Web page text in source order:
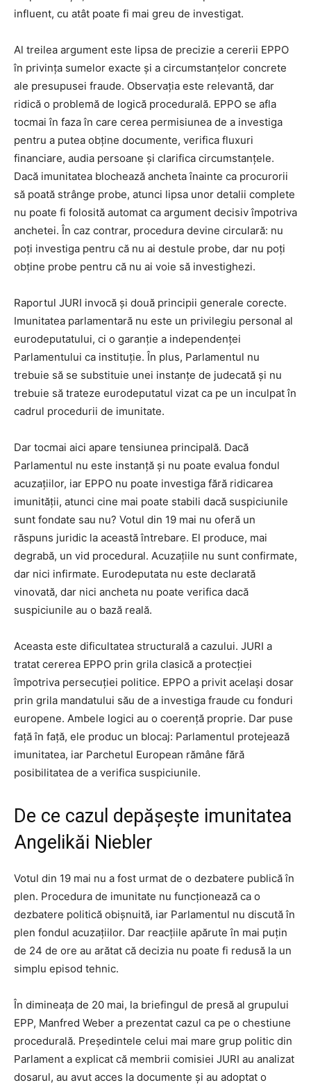
influent, cu atât poate fi mai greu de investigat.
Al treilea argument este lipsa de precizie a cererii EPPO
în privința sumelor exacte și a circumstanțelor concrete
ale presupusei fraude. Observația este relevantă, dar
ridică o problemă de logică procedurală. EPPO se afla
tocmai în faza în care cerea permisiunea de a investiga
pentru a putea obține documente, verifica fluxuri
financiare, audia persoane și clarifica circumstanțele.
Dacă imunitatea blochează ancheta înainte ca procurorii
să poată strânge probe, atunci lipsa unor detalii complete
nu poate fi folosită automat ca argument decisiv împotriva
anchetei. În caz contrar, procedura devine circulară: nu
poți investiga pentru că nu ai destule probe, dar nu poți
obține probe pentru că nu ai voie să investighezi.
Raportul JURI invocă și două principii generale corecte.
Imunitatea parlamentară nu este un privilegiu personal al
eurodeputatului, ci o garanție a independenței
Parlamentului ca instituție. În plus, Parlamentul nu
trebuie să se substituie unei instanțe de judecată și nu
trebuie să trateze eurodeputatul vizat ca pe un inculpat în
cadrul procedurii de imunitate.
Dar tocmai aici apare tensiunea principală. Dacă
Parlamentul nu este instanță și nu poate evalua fondul
acuzațiilor, iar EPPO nu poate investiga fără ridicarea
imunității, atunci cine mai poate stabili dacă suspiciunile
sunt fondate sau nu? Votul din 19 mai nu oferă un
răspuns juridic la această întrebare. El produce, mai
degrabă, un vid procedural. Acuzațiile nu sunt confirmate,
dar nici infirmate. Eurodeputata nu este declarată
vinovată, dar nici ancheta nu poate verifica dacă
suspiciunile au o bază reală.
Aceasta este dificultatea structurală a cazului. JURI a
tratat cererea EPPO prin grila clasică a protecției
împotriva persecuției politice. EPPO a privit același dosar
prin grila mandatului său de a investiga fraude cu fonduri
europene. Ambele logici au o coerență proprie. Dar puse
față în față, ele produc un blocaj: Parlamentul protejează
imunitatea, iar Parchetul European rămâne fără
posibilitatea de a verifica suspiciunile.
De ce cazul depășește imunitatea
Angelikăi Niebler
Votul din 19 mai nu a fost urmat de o dezbatere publică în
plen. Procedura de imunitate nu funcționează ca o
dezbatere politică obișnuită, iar Parlamentul nu discută în
plen fondul acuzațiilor. Dar reacțiile apărute în mai puțin
de 24 de ore au arătat că decizia nu poate fi redusă la un
simplu episod tehnic.
În dimineața de 20 mai, la briefingul de presă al grupului
EPP, Manfred Weber a prezentat cazul ca pe o chestiune
procedurală. Președintele celui mai mare grup politic din
Parlament a explicat că membrii comisiei JURI au analizat
dosarul, au avut acces la documente și au adoptat o